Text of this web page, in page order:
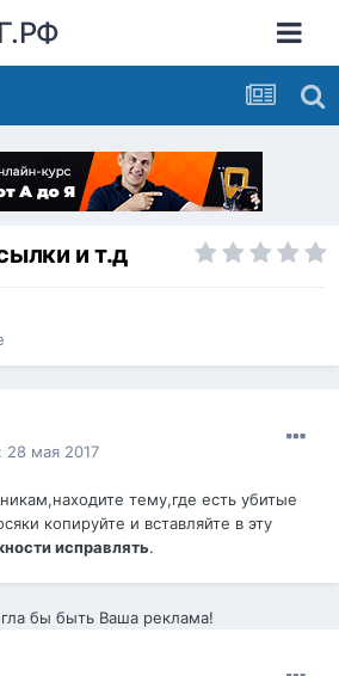
и т.д
28 мая 2017
тему,где есть убитые
копируйте и вставляйте в эту
исправлять.
бы быть Ваша реклама!